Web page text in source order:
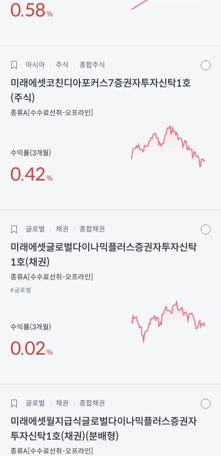
0.58%
아시아 주식 종합주식
미래에셋코친디아포커스7증권자투자신탁1호
(주식)
종류A[수수료선취-오프라인]
수익률(3개월)
0.42%
글로벌 채권 종합채권
미래에셋글로벌다이나믹플러스증권자투자신탁
1호(채권)
종류A[수수료선취-오프라인]
#글로벌
수익률(3개월)
0.02%
글로벌 채권 종합채권
미래에셋월지급식글로벌다이나믹플러스증권자
투자신탁1호(채권)(분배형)
종류A[수수료선취-오프라인]